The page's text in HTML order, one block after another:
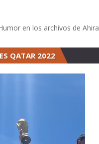
en los archivos de Ahira
QATAR 2022